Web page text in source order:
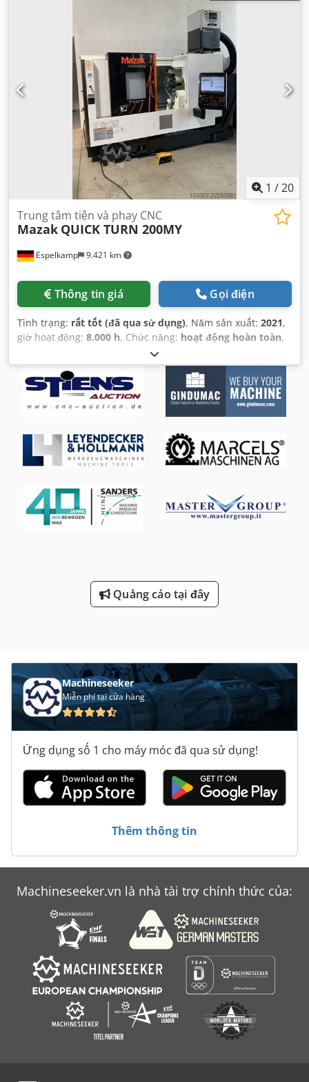
1 /20
Espelkamp 9.421 km
Trung tâm tiện và phay CNC
Mazak QUICK TURN 200MY
Thông tin giá Gọi điện
Tình trạng: rất tốt (đã qua sử dụng), Năm sản xuất: 2021,
giờ hoạt động: 8.000 h, Chức năng: hoạt động hoàn toàn,
, công suất động cơ trục chính:
22.000 W, tốc độ trục chính (tối đa):5.000 vòng/phút, lỗ
trục chính:65 mm, khoảng cách di chuyển trục X:234 mm
khoảng cách di chuyển trục Y:
100 mm, khoảng cách di
chuyển trục Z: 625 mm , đường kính lắp đặt: 40 mm, tốc độ
m/phút, hành trình nhanh trục Z:33 m/phút , tốc độ quay
(tối đa):
5.000 vòng/phút, mô-men xoắn:465 Nm, khe
thanh:
65 mm, trọng lượng phôi (tối đa):300 kg, tổng chiều
ngoài của mâm cặp:203 mm , tổng chiều rộng:1.835 mm
Đường kính thanh (tối đa):
65 mm, đường kính quay trên
bàn trượt ngang:
695 mm
Quảng cáo tại đây
Machineseeker
Miễn phí tại cửa hàng
Ứng dụng số 1 cho máy móc đã qua sử dụng!
Thêm thông tin
Machineseeker.vn là nhà tài trợ chính thức của: